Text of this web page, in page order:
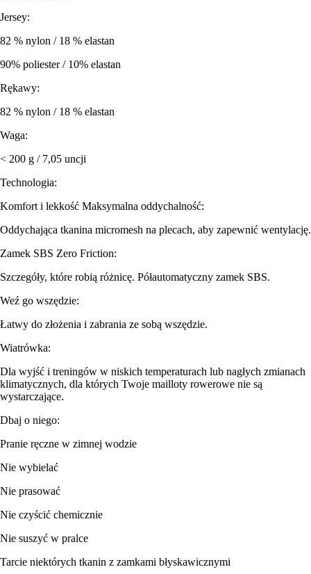
Jersey:
82 % nylon / 18 % elastan
90% poliester / 10% elastan
Rękawy:
82 % nylon / 18 % elastan
Waga:
< 200 g / 7,05 uncji
Technologia:
Komfort i lekkość Maksymalna oddychalność:
Oddychająca tkanina micromesh na plecach, aby zapewnić wentylację.
Zamek SBS Zero Friction:
Szczegóły, które robią różnicę. Półautomatyczny zamek SBS.
Weź go wszędzie:
Łatwy do złożenia i zabrania ze sobą wszędzie.
Wiatrówka:
Dla wyjść i treningów w niskich temperaturach lub nagłych zmianach
klimatycznych, dla których Twoje mailloty rowerowe nie są
wystarczające.
Dbaj o niego:
Pranie ręczne w zimnej wodzie
Nie wybielać
Nie prasować
Nie czyścić chemicznie
Nie suszyć w pralce
Tarcie niektórych tkanin z zamkami błyskawicznymi